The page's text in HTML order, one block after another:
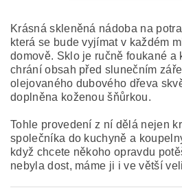
Krásná skleněná nádoba na
která se bude vyjímat v každém
domově. Sklo je ručně foukané a
chrání obsah před slunečním
olejovaného dubového dřeva
doplněna koženou šňůrkou.
Tohle provedení z ní dělá nejen
společníka do kuchyně a
když chcete někoho opravdu
nebyla dost, máme ji i ve větší